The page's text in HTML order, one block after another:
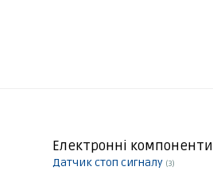
Електронні компоненти
Датчик стоп сигналу (3)